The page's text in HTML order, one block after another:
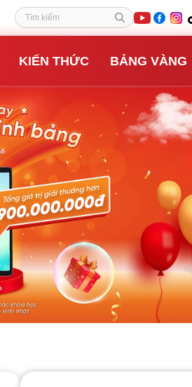
Tìm kiếm
KIẾN THỨC BẢNG VÀNG